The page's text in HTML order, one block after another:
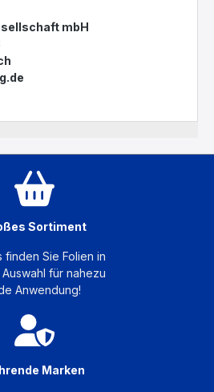
mbH
Sortiment
finden Sie Folien in
für nahezu
Anwendung!
Marken